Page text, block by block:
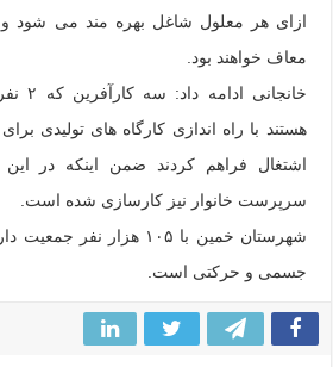
ازای هر معلول شاغل بهره مند می شود و
معاف خواهند بود.
سرپرست خانوار نیز کارسازی شده است.
جسمی و حرکتی است.